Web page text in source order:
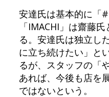
安達氏は基本的に「
「IMACHI」は齋藤
る。安達氏は独立し
に立ち続けたい」と
るが、スタッフの「
あれば、今後も店を
ではないという。